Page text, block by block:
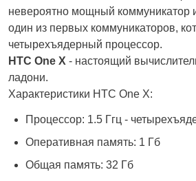
невероятно мощный коммуникатор
один из первых коммуникаторов,
четырехъядерный процессор.
HTC One X - настоящий
ладони.
Характеристики HTC One X:
Процессор: 1.5 Ггц -
Оперативная память: 1 Гб
Общая память: 32 Гб